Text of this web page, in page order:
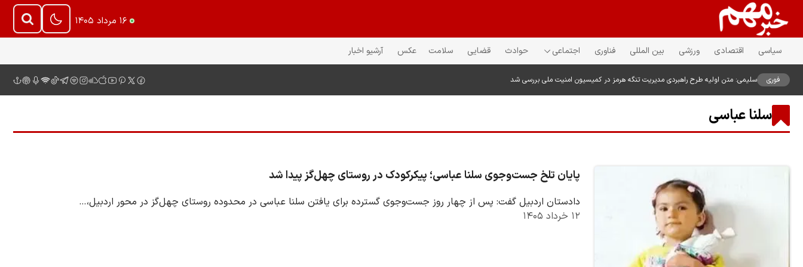
۱۶ مرداد ۱۴۰۵
سیاسی اقتصادی ورزشی بین المللی فناوری اجتماعی حوادث قضایی سلامت عکس آرشیو اخبار
فوری سلیمی: متن اولیه طرح راهبردی مدیریت تنگه هرمز در کمیسیون امنیت ملی بررسی شد
سلنا عباسی
پایان تلخ جست‌وجوی سلنا عباسی؛ پیکرکودک در روستای چهل‌گز پیدا شد
دادستان اردبیل گفت: پس از چهار روز جست‌وجوی گسترده برای یافتن سلنا عباسی در محدوده روستای چهل‌گز در محور اردبیل،…
۱۲ خرداد ۱۴۰۵